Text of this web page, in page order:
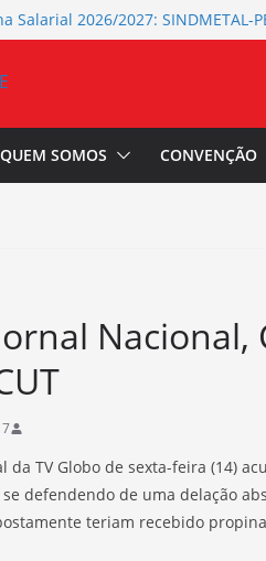
Salarial 2026/2027: SINDMETAL-
fábricas para a assembleia de
do SINDMETAL-PE
é fundamental! SINDMETAL-
a Campanha Salarial 2026/
QUEM SOMOS CONVENÇÃO
da TV Globo de sexta-feira (14)
defendendo de uma delação
teriam recebido